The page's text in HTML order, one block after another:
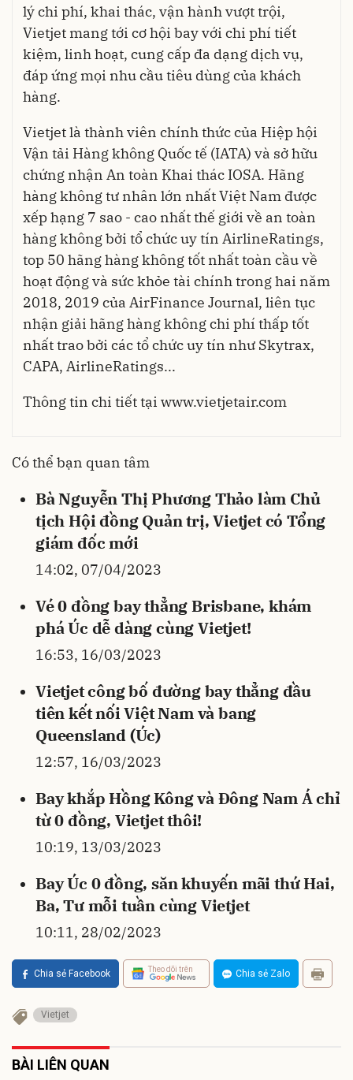
lý chi phí, khai thác, vận hành vượt trội,
Vietjet mang tới cơ hội bay với chi phí tiết
kiệm, linh hoạt, cung cấp đa dạng dịch vụ,
đáp ứng mọi nhu cầu tiêu dùng của khách
hàng.
Vietjet là thành viên chính thức của Hiệp hội
Vận tải Hàng không Quốc tế (IATA) và sở hữu
chứng nhận An toàn Khai thác IOSA. Hãng
hàng không tư nhân lớn nhất Việt Nam được
xếp hạng 7 sao - cao nhất thế giới về an toàn
hàng không bởi tổ chức uy tín AirlineRatings,
top 50 hãng hàng không tốt nhất toàn cầu về
hoạt động và sức khỏe tài chính trong hai năm
2018, 2019 của AirFinance Journal, liên tục
nhận giải hãng hàng không chi phí thấp tốt
nhất trao bởi các tổ chức uy tín như Skytrax,
CAPA, AirlineRatings...
Thông tin chi tiết tại www.vietjetair.com
Có thể bạn quan tâm
Bà Nguyễn Thị Phương Thảo làm Chủ
tịch Hội đồng Quản trị, Vietjet có Tổng
giám đốc mới
14:02, 07/04/2023
Vé 0 đồng bay thẳng Brisbane, khám
phá Úc dễ dàng cùng Vietjet!
16:53, 16/03/2023
Vietjet công bố đường bay thẳng đầu
tiên kết nối Việt Nam và bang
Queensland (Úc)
12:57, 16/03/2023
Bay khắp Hồng Kông và Đông Nam Á chỉ
từ 0 đồng, Vietjet thôi!
10:19, 13/03/2023
Bay Úc 0 đồng, săn khuyến mãi thứ Hai,
Ba, Tư mỗi tuần cùng Vietjet
10:11, 28/02/2023
Chia sẻ Facebook Theo dõi trên Chia sẻ Zalo
Vietjet
BÀI LIÊN QUAN